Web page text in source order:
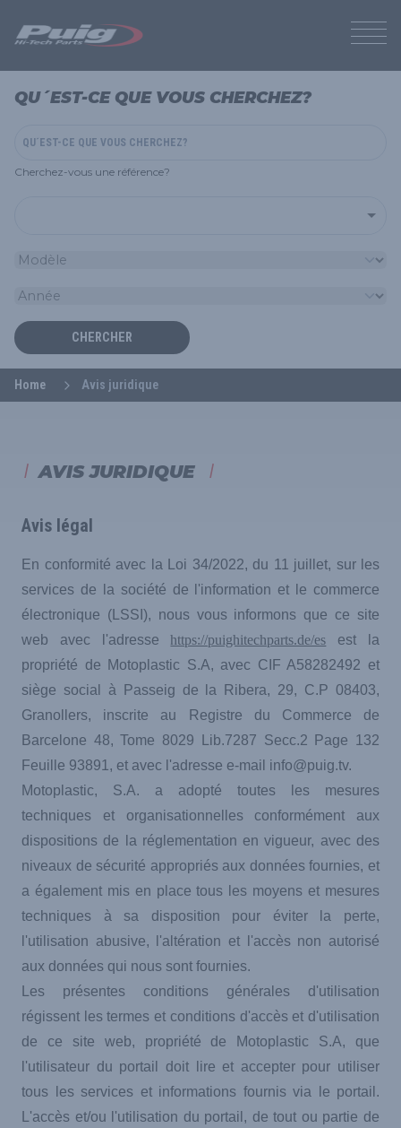
QU´EST-CE QUE VOUS CHERCHEZ?
Cherchez-vous une référence?
CHERCHER
Home Avis juridique
AVIS JURIDIQUE
Avis légal
En conformité avec la Loi 34/2022, du 11 juillet, sur les
services de la société de l'information et le commerce
électronique (LSSI), nous vous informons que ce site
web avec l'adresse https://puighitechparts.de/es est la
propriété de Motoplastic S.A, avec CIF A58282492 et
siège social à Passeig de la Ribera, 29, C.P 08403,
Granollers, inscrite au Registre du Commerce de
Barcelone 48, Tome 8029 Lib.7287 Secc.2 Page 132
Feuille 93891, et avec l'adresse e-mail info@puig.tv.
Motoplastic, S.A. a adopté toutes les mesures
techniques et organisationnelles conformément aux
dispositions de la réglementation en vigueur, avec des
niveaux de sécurité appropriés aux données fournies, et
a également mis en place tous les moyens et mesures
techniques à sa disposition pour éviter la perte,
l'utilisation abusive, l'altération et l'accès non autorisé
aux données qui nous sont fournies.
Les présentes conditions générales d'utilisation
régissent les termes et conditions d'accès et d'utilisation
de ce site web, propriété de Motoplastic S.A, que
l'utilisateur du portail doit lire et accepter pour utiliser
tous les services et informations fournis via le portail.
L'accès et/ou l'utilisation du portail, de tout ou partie de